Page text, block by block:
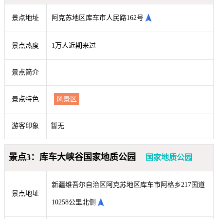
景点地址 阿克苏地区库车市人民路162号
景点热度 1万人近期来过
景点简介
景点特色 风景区
游客印象 暂无
景点3：库车大峡谷国家地质公园 国家地质公园
景点地址
新疆维吾尔自治区阿克苏地区库车市阿格乡217国道
10258公里北侧